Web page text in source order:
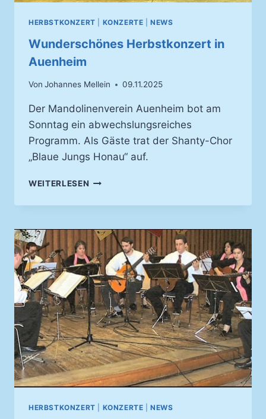
HERBSTKONZERT KONZERTE |NEWS
Wunderschönes Herbstkonzert in
Auenheim
Von Johannes Mellein 09.11.2025
Der Mandolinenverein Auenheim bot am
Sonntag ein abwechslungsreiches
Programm. Als Gäste trat der Shanty-Chor
„Blaue Jungs Honau“ auf.
WEITERLESEN WUNDERSCHÖNES
IN
HERBSTKONZERT KONZERTE |NEWS